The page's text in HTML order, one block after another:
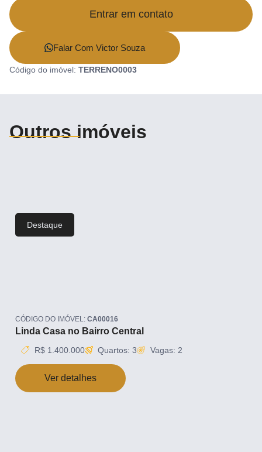
Entrar em contato
Falar Com Victor Souza
Código do imóvel: TERRENO0003
Outros imóveis
Destaque
CÓDIGO DO IMÓVEL: CA00016
Linda Casa no Bairro Central
R$ 1.400.000 Quartos: 3 Vagas: 2
Ver detalhes